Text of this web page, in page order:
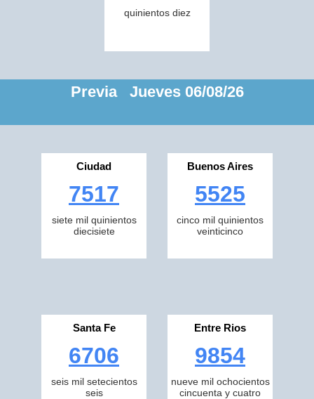
quinientos diez
Previa Jueves 06/08/26
Ciudad
7517
siete mil quinientos
diecisiete
Buenos Aires
5525
cinco mil quinientos
veinticinco
Santa Fe
6706
seis mil setecientos
seis
Entre Rios
9854
nueve mil ochocientos
cincuenta y cuatro